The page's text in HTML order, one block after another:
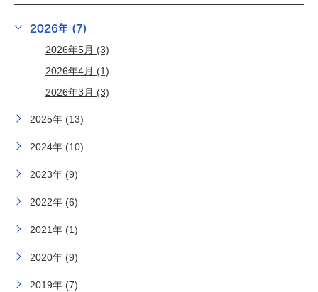
2026年 (7)
2026年5月 (3)
2026年4月 (1)
2026年3月 (3)
2025年 (13)
2024年 (10)
2023年 (9)
2022年 (6)
2021年 (1)
2020年 (9)
2019年 (7)